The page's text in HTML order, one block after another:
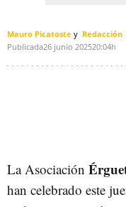
Mauro Picatoste
Redacción
Publicada26 junio 202520:04h
La Asociación
han celebrado este